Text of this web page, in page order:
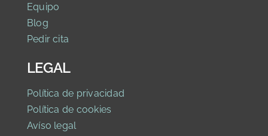
Equipo
Blog
Pedir cita
LEGAL
Política de privacidad
Política de cookies
Avíso legal